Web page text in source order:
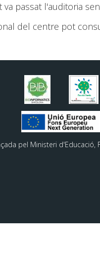
va passat l'auditoria
del centre pot
pel Ministeri d'Educació,